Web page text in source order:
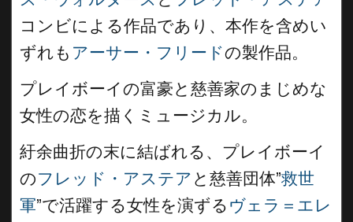
コンビによる作品であり、本作を含めい
ずれも アーサー・フリードの製作品。
プレイボーイの富豪と慈善家のまじめな
女性の恋を描くミュージカル。
紆余曲折の末に結ばれる、プレイボーイ
のフレッド・アステア と慈善団体”救世
軍”で活躍する女性を演ずる ヴェラ＝エレ